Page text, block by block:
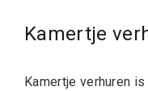
Kamertje
Kamertje verhuren